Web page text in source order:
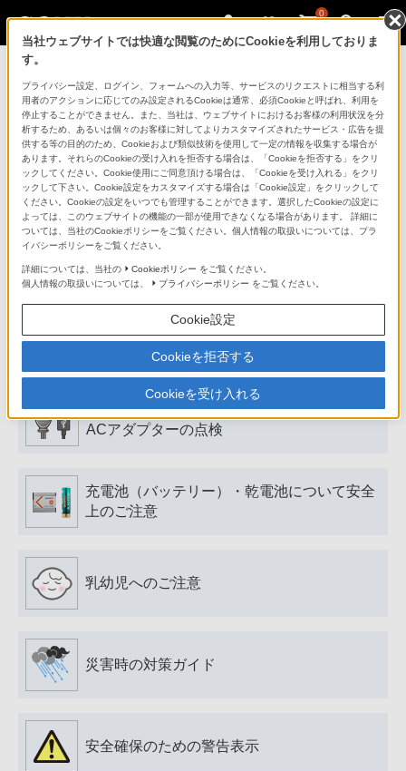
0
製品を安全に、安心してご使用いただ
くために
日常の清掃・点検が大切です。安全のため取扱説明書を
よく読みましょう。
製品に関する重要なお知らせ
安全で上手な使いかた
愛情点検のおすすめ
電源プラグ・コード、USB端子・ケーブル、
ACアダプターの点検
充電池（バッテリー）・乾電池について安全
上のご注意
乳幼児へのご注意
災害時の対策ガイド
安全確保のための警告表示
当社ウェブサイトでは快適な閲覧のためにCookieを利用しておりま
す。
プライバシー設定、ログイン、フォームへの入力等、サービスのリクエストに相当する利
用者のアクションに応じてのみ設定されるCookieは通常、必須Cookieと呼ばれ、利用を
停止することができません。また、当社は、ウェブサイトにおけるお客様の利用状況を分
析するため、あるいは個々のお客様に対してよりカスタマイズされたサービス・広告を提
供する等の目的のため、Cookieおよび類似技術を使用して一定の情報を収集する場合が
あります。それらのCookieの受け入れを拒否する場合は、「Cookieを拒否する」をクリ
ックしてください。Cookie使用にご同意頂ける場合は、「Cookieを受け入れる」をクリ
ックして下さい。Cookie設定をカスタマイズする場合は「Cookie設定」をクリックして
ください。Cookieの設定をいつでも管理することができます。選択したCookieの設定に
よっては、このウェブサイトの機能の一部が使用できなくなる場合があります。 詳細に
ついては、当社のCookieポリシーをご覧ください。個人情報の取扱いについては、プラ
イバシーポリシーをご覧ください。
詳細については、当社の Cookieポリシー をご覧ください。
個人情報の取扱いについては、
プライバシーポリシー をご覧ください。
Cookie設定
Cookieを拒否する
Cookieを受け入れる